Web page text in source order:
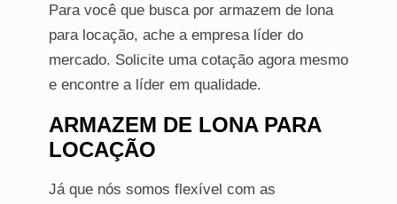
Para você que busca por armazem de lona
para locação, ache a empresa líder do
mercado. Solicite uma cotação agora mesmo
e encontre a líder em qualidade.
ARMAZEM DE LONA PARA
LOCAÇÃO
Já que nós somos flexível com as